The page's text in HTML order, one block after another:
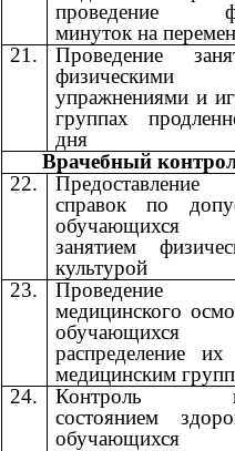
проведение
минуток на
21.
Проведение
физическими
упражнениями и
группах
дня
Врачебный
22.
Предоставление
справок по
занятием
культурой
23.
Проведение
медицинского
распределение
медицинским
24.
Контроль
состоянием
обучающихся